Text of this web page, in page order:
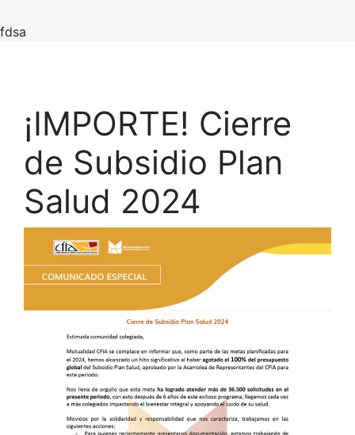
fdsa
¡IMPORTE! Cierre
de Subsidio Plan
Salud 2024